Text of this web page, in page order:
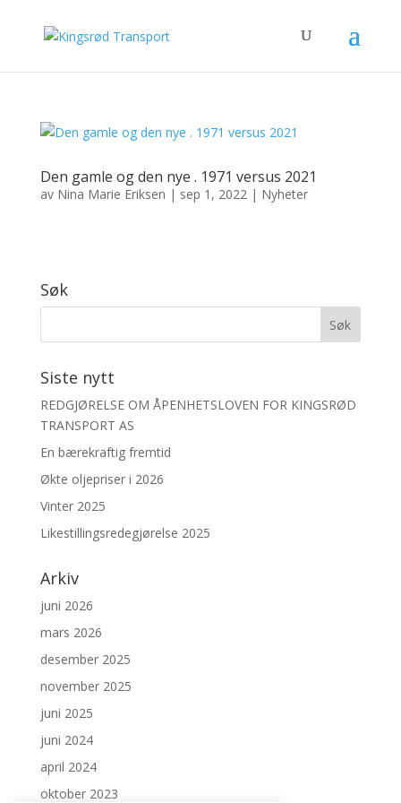
Den gamle og den nye . 1971 versus 2021
av Nina Marie Eriksen | sep 1, 2022| Nyheter
Søk
Siste nytt
REDGJØRELSE OM ÅPENHETSLOVEN FOR KINGSRØD
TRANSPORT AS
En bærekraftig fremtid
Økte oljepriser i 2026
Vinter 2025
Likestillingsredegjørelse 2025
Arkiv
juni 2026
mars 2026
desember 2025
november 2025
juni 2025
juni 2024
april 2024
oktober 2023